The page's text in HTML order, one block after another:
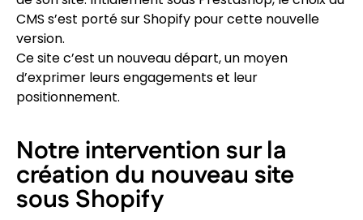
CMS s’est porté sur Shopify pour cette nouvelle
version.
Ce site c’est un nouveau départ, un moyen
d’exprimer leurs engagements et leur
positionnement.
Notre intervention sur la
création du nouveau site
sous Shopify